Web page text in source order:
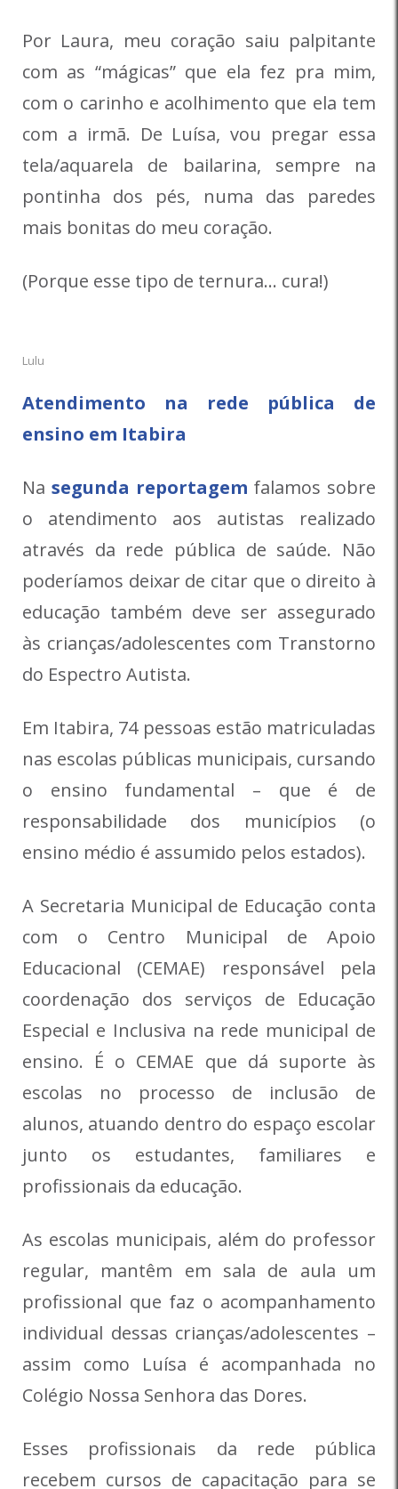
Por Laura, meu coração saiu palpitante
com as “mágicas” que ela fez pra mim,
com o carinho e acolhimento que ela tem
com a irmã. De Luísa, vou pregar essa
tela/aquarela de bailarina, sempre na
pontinha dos pés, numa das paredes
mais bonitas do meu coração.
(Porque esse tipo de ternura… cura!)
Lulu
Atendimento na rede pública de
ensino em Itabira
Na segunda reportagem falamos sobre
o atendimento aos autistas realizado
através da rede pública de saúde. Não
poderíamos deixar de citar que o direito à
educação também deve ser assegurado
às crianças/adolescentes com Transtorno
do Espectro Autista.
Em Itabira, 74 pessoas estão matriculadas
nas escolas públicas municipais, cursando
o ensino fundamental – que é de
responsabilidade dos municípios (o
ensino médio é assumido pelos estados).
A Secretaria Municipal de Educação conta
com o Centro Municipal de Apoio
Educacional (CEMAE) responsável pela
coordenação dos serviços de Educação
Especial e Inclusiva na rede municipal de
ensino. É o CEMAE que dá suporte às
escolas no processo de inclusão de
alunos, atuando dentro do espaço escolar
junto os estudantes, familiares e
profissionais da educação.
As escolas municipais, além do professor
regular, mantêm em sala de aula um
profissional que faz o acompanhamento
individual dessas crianças/adolescentes –
assim como Luísa é acompanhada no
Colégio Nossa Senhora das Dores.
Esses profissionais da rede pública
recebem cursos de capacitação para se